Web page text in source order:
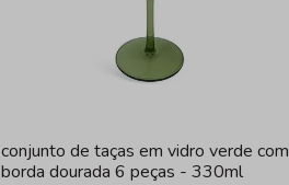
conjunto de taças em vidro verde com
borda dourada 6 peças - 330ml